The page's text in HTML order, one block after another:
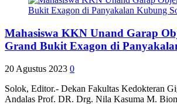
Mahasiswa KKN Unand Garap
Grand Bukit Exagon di
20 Agustus 2023 0
Solok, Editor.- Dekan Fakultas Kedokteran
Andalas Prof. DR. Drg. Nila Kasuma M.